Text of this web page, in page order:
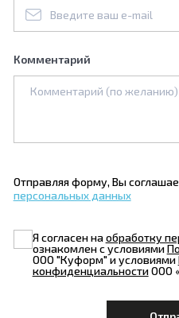
Комментарий
Отправляя форму, Вы
персональных данных
Я согласен наобработку
ознакомлен с условиями
ООО "Куформ" и условиями
конфиденциальностиООО